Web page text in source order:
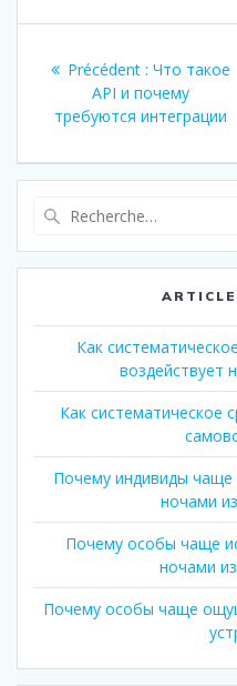
l’article
Précédent : Article
précédent
:
Что такое
API и почему
требуются интеграции
Как
воздействует
Как систематическое
Почему индивиды
ночами
Почему особы чаще
ночами
Почему особы чаще